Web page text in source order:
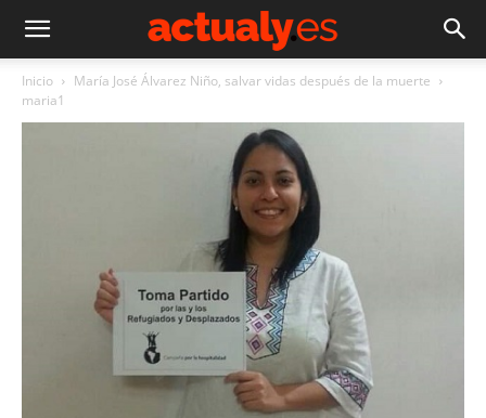
Inicio
María José Álvarez Niño, salvar vidas después de la muerte
maria1